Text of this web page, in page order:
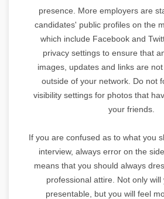
presence. More employers are
candidates' public profiles on the
which include Facebook and
privacy settings to ensure that
images, updates and links are
outside of your network. Do not
visibility settings for photos that
your friends.
If you are confused as to what you
interview, always error on the
means that you should always
professional attire. Not only will
presentable, but you will feel